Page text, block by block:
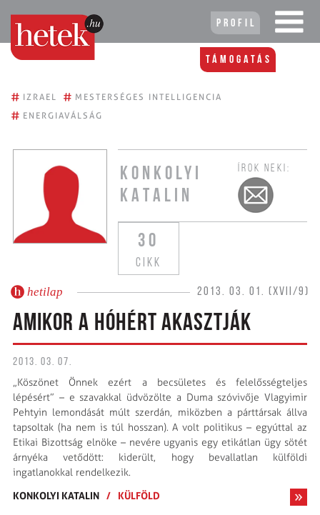
Profil
Támogatás
# IZRAEL # MESTERSÉGES INTELLIGENCIA
# ENERGIAVÁLSÁG
KONKOLYI
KATALIN
ÍROK NEKI:
30
CIKK
hetilap 2013. 03. 01. (XVII/9)
AMIKOR A HÓHÉRT AKASZTJÁK
2013. 03. 07.
„Köszönet Önnek ezért a becsületes és felelősségteljes
lépésért” – e szavakkal üdvözölte a Duma szóvivője Vlagyimir
Pehtyin lemondását múlt szerdán, miközben a párttársak állva
tapsoltak (ha nem is túl hosszan). A volt politikus – egyúttal az
Etikai Bizottság elnöke – nevére ugyanis egy etikátlan ügy sötét
árnyéka vetődött: kiderült, hogy bevallatlan külföldi
ingatlanokkal rendelkezik.
KONKOLYI KATALIN / KÜLFÖLD